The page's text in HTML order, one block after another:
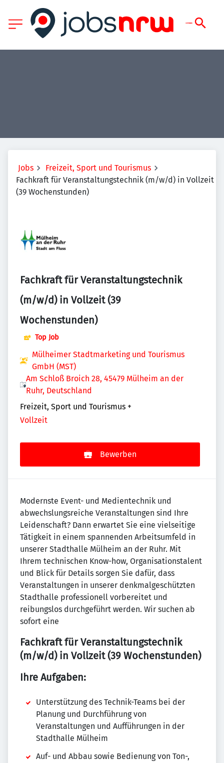
Jobs
Freizeit, Sport und Tourismus
Fachkraft für Veranstaltungstechnik (m/w/d) in Vollzeit
(39 Wochenstunden)
Fachkraft für Veranstaltungstechnik
(m/w/d) in Vollzeit (39
Wochenstunden)
Top Job
Mülheimer Stadtmarketing und Tourismus
GmbH (MST)
Am Schloß Broich 28, 45479 Mülheim an der
Ruhr, Deutschland
Freizeit, Sport und Tourismus +
Vollzeit
Bewerben
Modernste Event- und Medientechnik und
abwechslungsreiche Veranstaltungen sind Ihre
Leidenschaft? Dann erwartet Sie eine vielseitige
Tätigkeit in einem spannenden Arbeitsumfeld in
unserer Stadthalle Mülheim an der Ruhr. Mit
Ihrem technischen Know-how, Organisationstalent
und Blick für Details sorgen Sie dafür, dass
Veranstaltungen in unserer denkmalgeschützten
Stadthalle professionell vorbereitet und
reibungslos durchgeführt werden. Wir suchen ab
sofort eine
Fachkraft für Veranstaltungstechnik
(m/w/d) in Vollzeit (39 Wochenstunden)
Ihre Aufgaben:
Unterstützung des Technik-Teams bei der
Planung und Durchführung von
Veranstaltungen und Aufführungen in der
Stadthalle Mülheim
Auf- und Abbau sowie Bedienung von Ton-,